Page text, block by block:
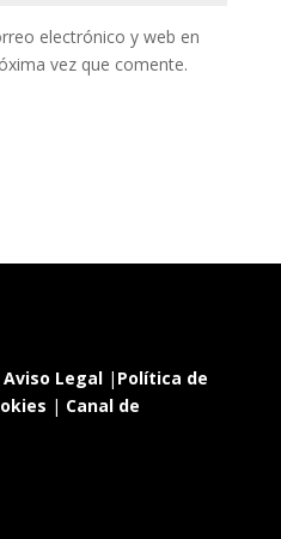
electrónico y web en
vez que comente.
Aviso Legal| Política de
| Canal de